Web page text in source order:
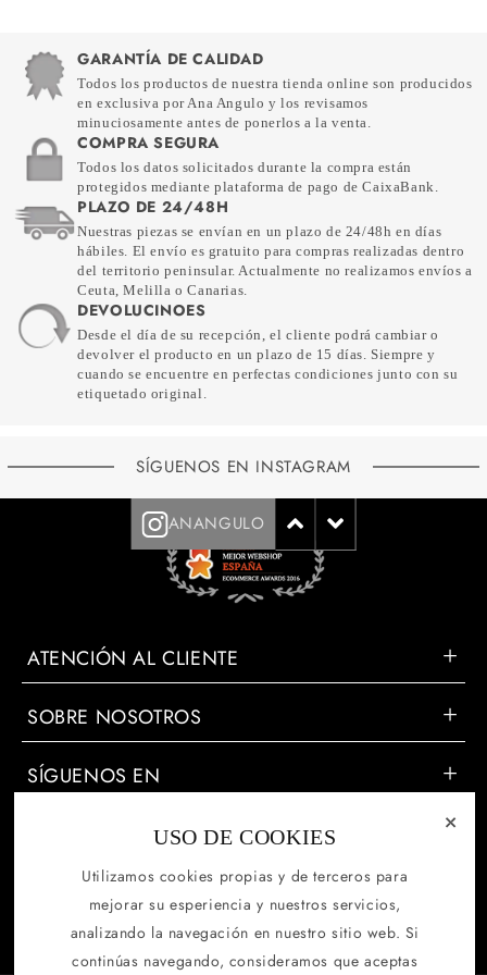
GARANTÍA DE CALIDAD
Todos los productos de nuestra tienda online son producidos
en exclusiva por Ana Angulo y los revisamos
minuciosamente antes de ponerlos a la venta.
COMPRA SEGURA
Todos los datos solicitados durante la compra están
protegidos mediante plataforma de pago de CaixaBank.
PLAZO DE 24/48H
Nuestras piezas se envían en un plazo de 24/48h en días
hábiles. El envío es gratuito para compras realizadas dentro
del territorio peninsular. Actualmente no realizamos envíos a
Ceuta, Melilla o Canarias.
DEVOLUCINOES
Desde el día de su recepción, el cliente podrá cambiar o
devolver el producto en un plazo de 15 días. Siempre y
cuando se encuentre en perfectas condiciones junto con su
etiquetado original.
SÍGUENOS EN INSTAGRAM
ANANGULO
ATENCIÓN AL CLIENTE
SOBRE NOSOTROS
SÍGUENOS EN
Correo electrónico
Estate a la última
⤬
USO DE COOKIES
Utilizamos cookies propias y de terceros para
mejorar su esperiencia y nuestros servicios,
analizando la navegación en nuestro sitio web. Si
continúas navegando, consideramos que aceptas